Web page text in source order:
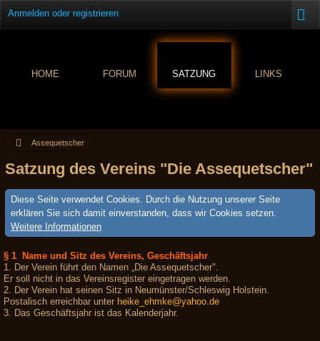
Anmelden oder registrieren
HOME FORUM SATZUNG LINKS
Assequetscher
Satzung des Vereins "Die Assequetscher"
Diese Seite verwendet Cookies. Durch die Nutzung unserer Seite
erklären Sie sich damit einverstanden, dass wir Cookies setzen.
Weitere Informationen
§ 1 Name und Sitz des Vereins, Geschäftsjahr
1. Der Verein führt den Namen „Die Assequetscher".
Er soll nicht in das Vereinsregister eingetragen werden.
2. Der Verein hat seinen Sitz in Neumünster/Schleswig Holstein.
Postalisch erreichbar unter heike_ehmke@yahoo.de
3. Das Geschäftsjahr ist das Kalenderjahr.